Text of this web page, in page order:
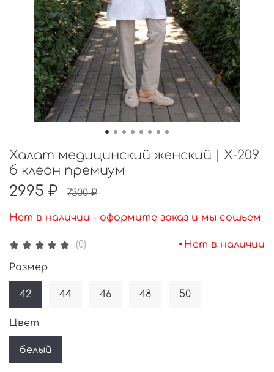
(0) • Нет в наличии
Халат медицинский женский | Х-209
б клеон премиум
2995 ₽ 7300 ₽
Нет в наличии - оформите заказ и мы сошьем
Размер
42 44 46 48 50
Цвет
белый